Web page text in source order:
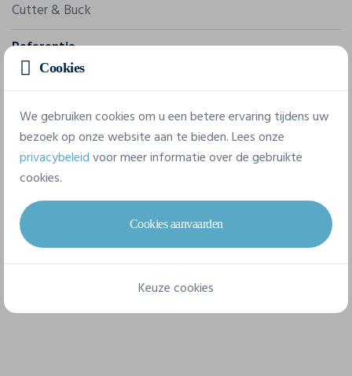
Cutter & Buck
Referentie
353400
80% katoen, 20% polyester.
7 beschikbare maten
S
Cookies
We gebruiken cookies om u een betere ervaring tijdens uw
bezoek op onze website aan te bieden. Lees onze
privacybeleidvoor meer informatie over de gebruikte
cookies.
Cookies aanvaarden
Keuze cookies